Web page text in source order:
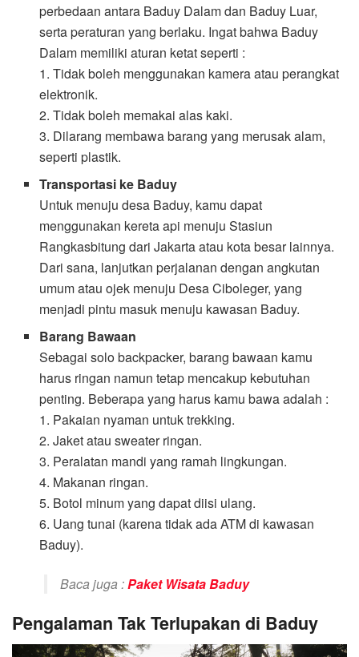
perbedaan antara Baduy Dalam dan Baduy Luar,
serta peraturan yang berlaku. Ingat bahwa Baduy
Dalam memiliki aturan ketat seperti :
1. Tidak boleh menggunakan kamera atau perangkat
elektronik.
2. Tidak boleh memakai alas kaki.
3. Dilarang membawa barang yang merusak alam,
seperti plastik.
Transportasi ke Baduy
Untuk menuju desa Baduy, kamu dapat
menggunakan kereta api menuju Stasiun
Rangkasbitung dari Jakarta atau kota besar lainnya.
Dari sana, lanjutkan perjalanan dengan angkutan
umum atau ojek menuju Desa Ciboleger, yang
menjadi pintu masuk menuju kawasan Baduy.
Barang Bawaan
Sebagai solo backpacker, barang bawaan kamu
harus ringan namun tetap mencakup kebutuhan
penting. Beberapa yang harus kamu bawa adalah :
1. Pakaian nyaman untuk trekking.
2. Jaket atau sweater ringan.
3. Peralatan mandi yang ramah lingkungan.
4. Makanan ringan.
5. Botol minum yang dapat diisi ulang.
6. Uang tunai (karena tidak ada ATM di kawasan
Baduy).
Baca juga :Paket Wisata Baduy
Pengalaman Tak Terlupakan di Baduy